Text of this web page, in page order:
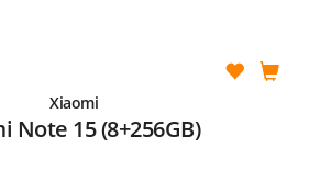
Xiaomi
Note 15 (8+256GB)